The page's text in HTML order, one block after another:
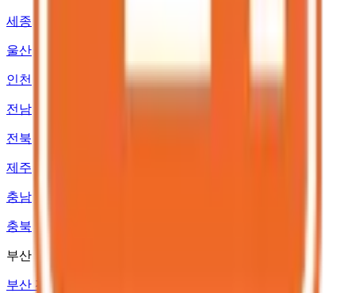
세종
울산
인천
전남
전북
제주
충남
충북
부산
부산 전체